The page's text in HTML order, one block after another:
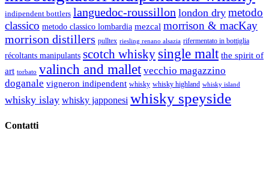
indipendent bottlers languedoc-roussillon london dry metodo
classico metodo classico lombardia mezcal morrison & macKay
morrison distillers pulltex riesling renano alsazia rifermentato in bottiglia
récoltants manipulants scotch whisky single malt the spirit of
art torbato valinch and mallet vecchio magazzino
doganale vigneron indipendent whisky whisky highland whisky island
whisky islay whisky japponesi whisky speyside
Contatti